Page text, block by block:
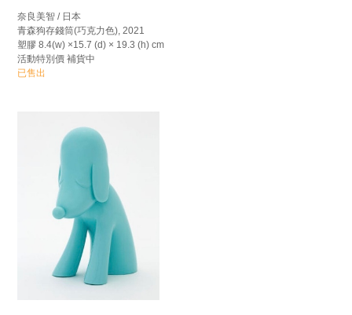
奈良美智 / 日本
青森狗存錢筒(巧克力色), 2021
塑膠 8.4(w) ×15.7 (d) × 19.3 (h) cm
活動特別價 補貨中
已售出